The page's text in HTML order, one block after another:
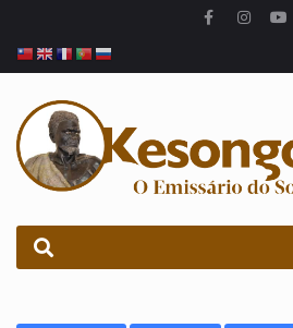
PROCURAR